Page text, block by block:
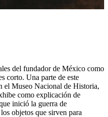
del fundador de México como
corto. Una parte de este
el Museo Nacional de Historia,
como explicación de
inició la guerra de
objetos que sirven para